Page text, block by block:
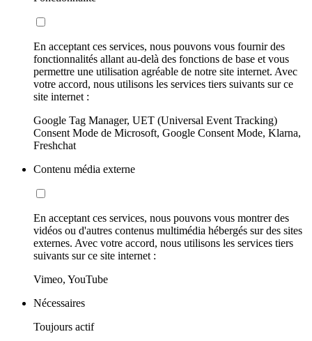
En acceptant ces services, nous pouvons vous fournir des
fonctionnalités allant au-delà des fonctions de base et vous
permettre une utilisation agréable de notre site internet. Avec
votre accord, nous utilisons les services tiers suivants sur ce
site internet :
Google Tag Manager, UET (Universal Event Tracking)
Consent Mode de Microsoft, Google Consent Mode, Klarna,
Freshchat
Contenu média externe
En acceptant ces services, nous pouvons vous montrer des
vidéos ou d'autres contenus multimédia hébergés sur des sites
externes. Avec votre accord, nous utilisons les services tiers
suivants sur ce site internet :
Vimeo, YouTube
Nécessaires
Toujours actif